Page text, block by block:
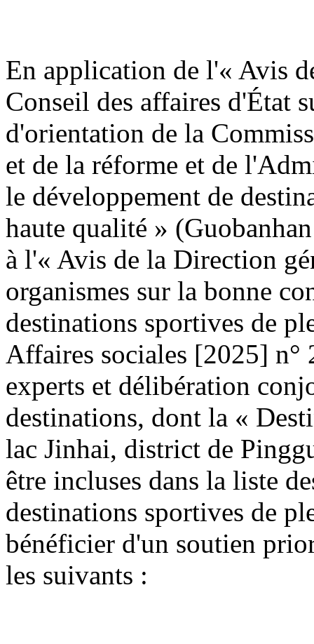
En application de l'« Avis
Conseil des affaires d'État
d'orientation de la
et de la réforme et de
le développement de
haute qualité »
à l'« Avis de la Direction
organismes sur la bonne
destinations sportives de
Affaires sociales [2025] n°
experts et délibération
destinations, dont la «
lac Jinhai, district de
être incluses dans la liste
destinations sportives de
bénéficier d'un soutien
les suivants :